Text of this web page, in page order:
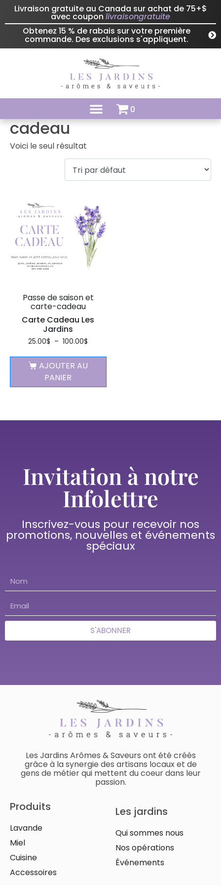
Livraison gratuite au Canada sur achat de 75+$
avec coupon livraisongratuite
Obtenez 15 % de rabais sur votre première
commande. Des exclusions s'appliquent.
0
cadeau
Voici le seul résultat
Passe de saison et
carte-cadeau
Carte Cadeau Les
Jardins
25.00$ – 100.00$
AJOUTER AU
PANIER
Invitation à notre
Infolettre
Inscrivez-vous pour recevoir nos
promotions, nouvelles et événements
spéciaux
S'ABONNER
Les Jardins Arômes & Saveurs ont été créés
grâce à la synergie des artisans locaux et de
gens de métier qui mettent du coeur dans leur
passion.
Produits
Lavande
Miel
Cuisine
Accessoires
Les jardins
Qui sommes nous
Nos opérations
Événements